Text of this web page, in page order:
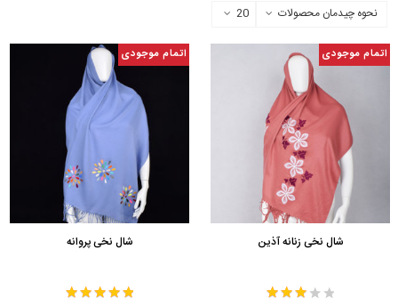
نحوه چیدمان محصولات 20
اتمام موجودی
شال نخی زنانه آذین
اتمام موجودی
شال نخی پروانه